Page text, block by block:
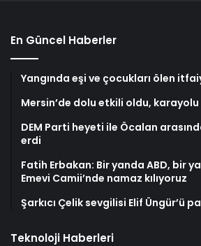
En Güncel Haberler
Yangında eşi ve çocukları ölen
Mersin’de dolu etkili oldu,
DEM Parti heyeti ile Öcalan
erdi
Fatih Erbakan: Bir yanda ABD, bir
Emevi Camii’nde namaz kılıyoruz
Şarkıcı Çelik sevgilisi Elif Üngür’ü
Teknoloji Haberleri